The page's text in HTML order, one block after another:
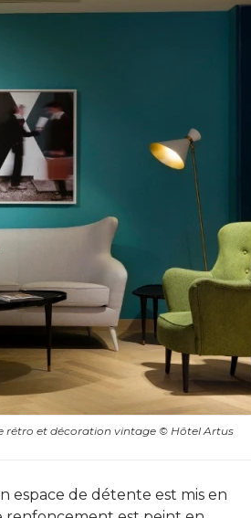
rétro et décoration vintage© Hôtel Artus
espace de détente est mis en